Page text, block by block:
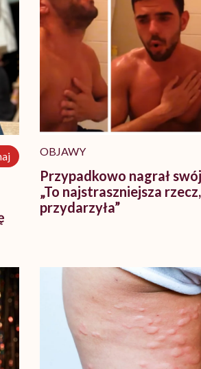
OBJAWY
Przypadkowo nagrał
„To najstraszniejsza
przydarzyła”